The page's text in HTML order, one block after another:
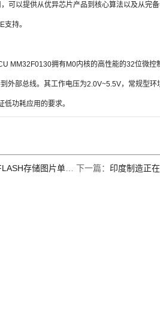
可以提供从优异芯片产品到核心算法以及从完
持。
MM32F0130拥有M0内核的高性能的32位微控
外部总线。其工作电压为2.0V~5.5V，常规型环
功耗应用的要求。
存储图片单片机解密 下一篇： 印度制造正在重